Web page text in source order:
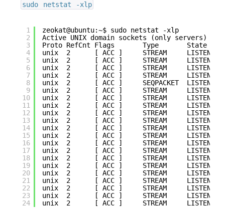
sudo netstat -xlp
1
2
3
4
5
6
7
8
9
10
11
12
13
14
15
16
17
18
19
20
21
22
23
24
zeokat@ubuntu:~$ sudo netstat -xlp
Active UNIX domain sockets (only servers)
Proto RefCnt Flags       Type       State
unix  2      [ ACC ]     STREAM
unix  2      [ ACC ]     STREAM
unix  2      [ ACC ]     STREAM
unix  2      [ ACC ]     STREAM
unix  2      [ ACC ]     SEQPACKET
unix  2      [ ACC ]     STREAM
unix  2      [ ACC ]     STREAM
unix  2      [ ACC ]     STREAM
unix  2      [ ACC ]     STREAM
unix  2      [ ACC ]     STREAM
unix  2      [ ACC ]     STREAM
unix  2      [ ACC ]     STREAM
unix  2      [ ACC ]     STREAM
unix  2      [ ACC ]     STREAM
unix  2      [ ACC ]     STREAM
unix  2      [ ACC ]     STREAM
unix  2      [ ACC ]     STREAM
unix  2      [ ACC ]     STREAM
unix  2      [ ACC ]     STREAM
unix  2      [ ACC ]     STREAM
unix  2      [ ACC ]     STREAM